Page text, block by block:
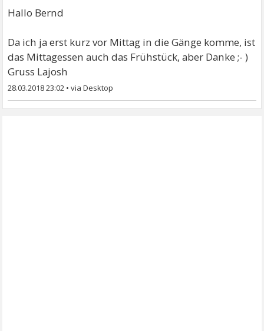
Hallo Bernd
Da ich ja erst kurz vor Mittag in die Gänge komme, ist
das Mittagessen auch das Frühstück, aber Danke ;- )
Gruss Lajosh
28.03.2018 23:02 •